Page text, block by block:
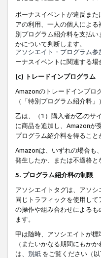
ボーナスイベントが違反ま
アの利用、一人の個人によ
別プログラム紹介料を支払
かについて判断します。
アソシエイト・プログラム参
ーナスイベントに関連する場
(c) トレードインプログラム
Amazonのトレードインプロ
（「特別プログラム紹介料
乙は、（1）購入者が乙のサ
に商品を追加し、Amazonが
プログラム紹介料を得ること
Amazonは、いずれの場合も
発生したか、または不適格と
5. プログラム紹介料の制限
アソシエイトタグは、アソ
同じトラフィックを使用し
の操作や組み合わせによる
ます。
甲は随時、アソシエイトが
（またいかなる期間にもか
は、 別紙 をご覧ください（